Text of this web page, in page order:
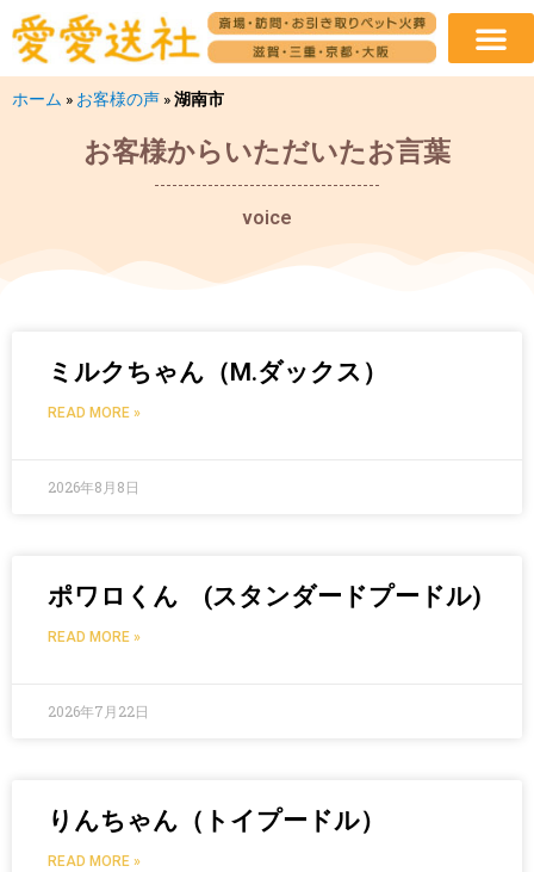
ホーム » お客様の声 »湖南市
お客様からいただいたお言葉
voice
ミルクちゃん（M.ダックス）
READ MORE »
2026年8月8日
ポワロくん (スタンダードプードル)
READ MORE »
2026年7月22日
りんちゃん（トイプードル）
READ MORE »